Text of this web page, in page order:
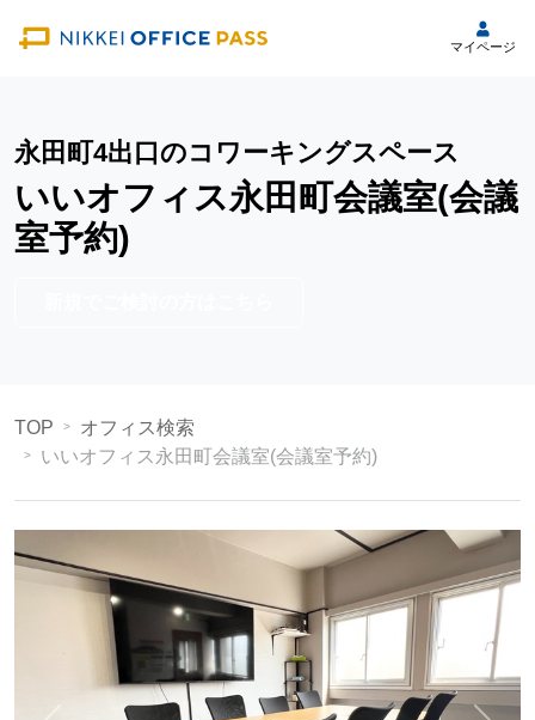
マイページ
永田町4出口のコワーキングスペース
いいオフィス永田町会議室(会議
室予約)
TOP
オフィス検索
いいオフィス永田町会議室(会議室予約)